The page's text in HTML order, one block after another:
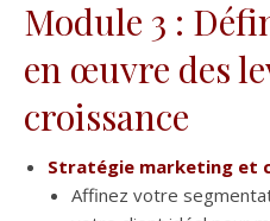
Module 3 :
en œuvre des
croissance
Stratégie marketing et
Affinez votre